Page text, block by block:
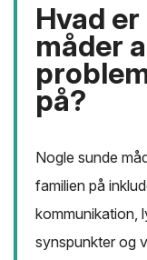
Hvad
måder
på?
Nogle sunde
familien på
kommunikation,
synspunkter og